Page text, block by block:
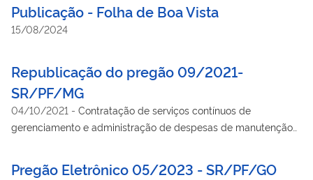
Publicação - Folha de Boa Vista
15/08/2024
Republicação do pregão 09/2021-
SR/PF/MG
04/10/2021 - Contratação de serviços contínuos de
gerenciamento e administração de despesas de manutenção
um sistema informatizado e integrado, via web execução
Pregão Eletrônico 05/2023 - SR/PF/GO